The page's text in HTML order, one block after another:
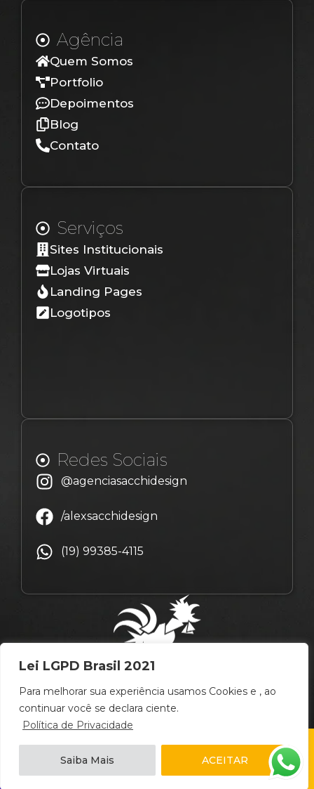
Lei LGPD Brasil 2021
Para melhorar sua experiência usamos Cookies e , ao
continuar você se declara ciente.
Política de Privacidade
Saiba Mais ACEITAR
Agência
Quem Somos
Portfolio
Depoimentos
Blog
Contato
Serviços
Sites Institucionais
Lojas Virtuais
Landing Pages
Logotipos
Redes Sociais
@agenciasacchidesign
/alexsacchidesign
(19) 99385-4115
© Copyright Alex Sacchi Design – 2009 ~ 2026 –
Campinas
/Brasil